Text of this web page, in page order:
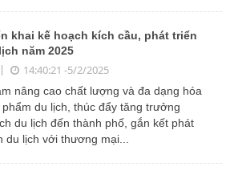
khai kế hoạch kích cầu, phát triển
năm 2025
14:40:21 -5/2/2025
nâng cao chất lượng và đa dạng hóa
phẩm du lịch, thúc đẩy tăng trưởng
du lịch đến thành phố, gắn kết phát
du lịch với thương mại...